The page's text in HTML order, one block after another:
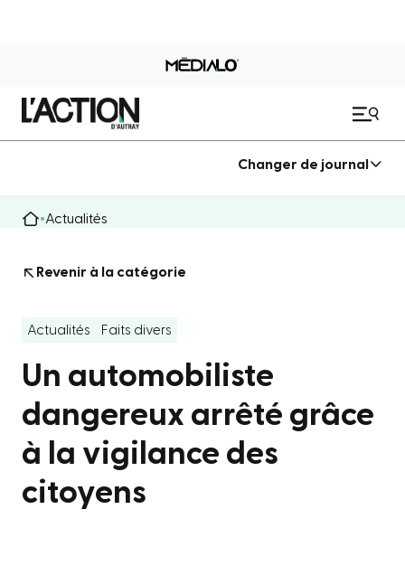
Changer de journal
Actualités
Revenir à la catégorie
Actualités Faits divers
Un automobiliste
dangereux arrêté grâce
à la vigilance des
citoyens